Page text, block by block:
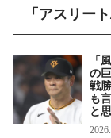
「アスリー
「
の
戦
も
と